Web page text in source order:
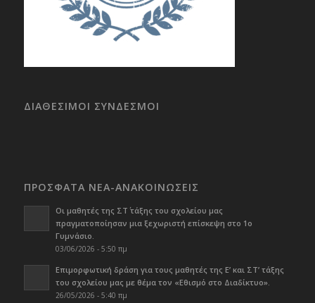
ΔΙΑΘΕΣΙΜΟΙ ΣΥΝΔΕΣΜΟΙ
ΠΡΟΣΦΑΤΑ ΝΕΑ-ΑΝΑΚΟΙΝΩΣΕΙΣ
Οι μαθητές της ΣΤ΄ τάξης του σχολείου μας
πραγματοποίησαν μια ξεχωριστή επίσκεψη στο 1ο
Γυμνάσιο.
03/06/2026 - 5:50 πμ
Επιμορφωτική δράση για τους μαθητές της Ε’ και ΣΤ’ τάξης
του σχολείου μας με θέμα τον «Εθισμό στο Διαδίκτυο».
26/05/2026 - 5:40 πμ